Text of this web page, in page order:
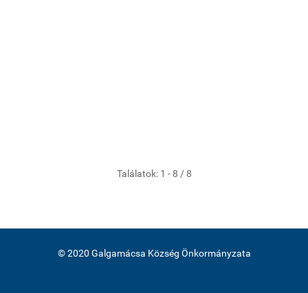
Találatok: 1 - 8 / 8
© 2020 Galgamácsa Község Önkormányzata